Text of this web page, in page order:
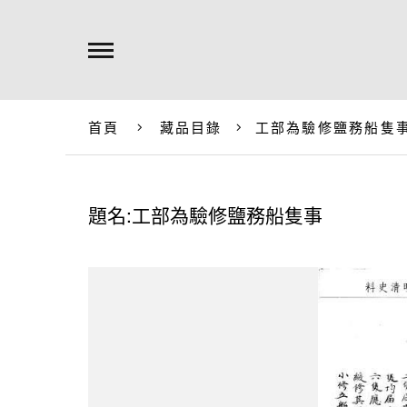
首頁 藏品目錄 工部為驗修鹽務船隻
題名:工部為驗修鹽務船隻事